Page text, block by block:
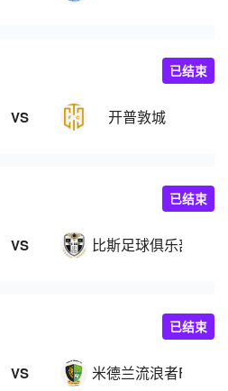
VS 开普敦城
已结束
VS 比斯足球俱乐部
已结束
VS 米德兰流浪者FC
已结束